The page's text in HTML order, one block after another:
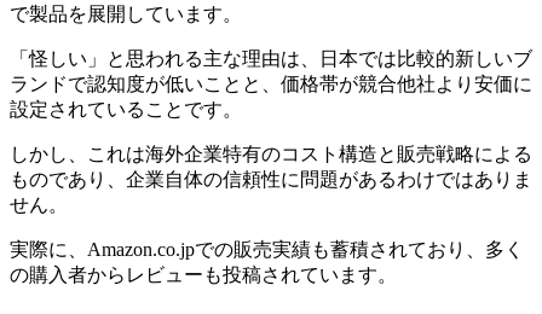
で製品を展開しています。
「怪しい」と思われる主な理由は、日本では比較的新しいブ
ランドで認知度が低いことと、価格帯が競合他社より安価に
設定されていることです。
しかし、これは海外企業特有のコスト構造と販売戦略による
ものであり、企業自体の信頼性に問題があるわけではありま
せん。
実際に、Amazon.co.jpでの販売実績も蓄積されており、多く
の購入者からレビューも投稿されています。